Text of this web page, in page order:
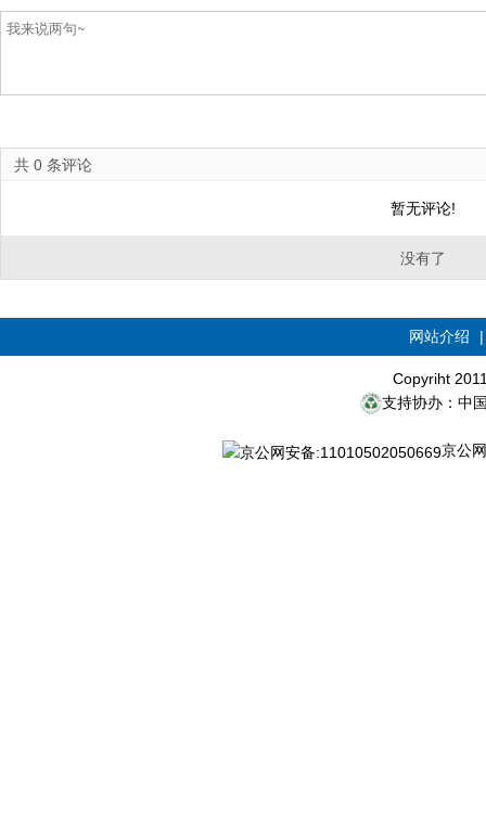
共 0 条评论
暂无评论!
没有了
网站介绍
Copyriht
支持协办：中
京公